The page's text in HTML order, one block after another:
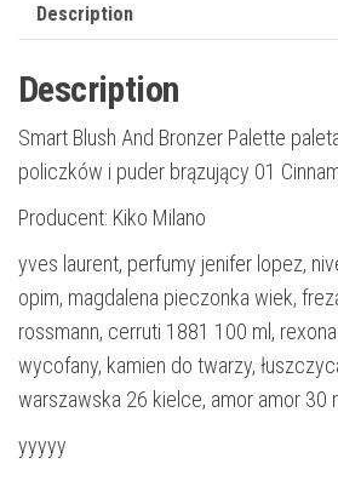
Description
Description
Smart Blush And Bronzer Palette
policzków i puder brązujący 01
Producent: Kiko Milano
yves laurent, perfumy jenifer lopez,
opim, magdalena pieczonka wiek,
rossmann, cerruti 1881 100 ml,
wycofany, kamien do twarzy,
warszawska 26 kielce, amor amor 30
yyyyy